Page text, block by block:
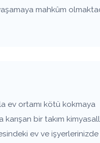
mahkûm
ev ortamı kötü kokmaya
karışan bir takım
ev ve